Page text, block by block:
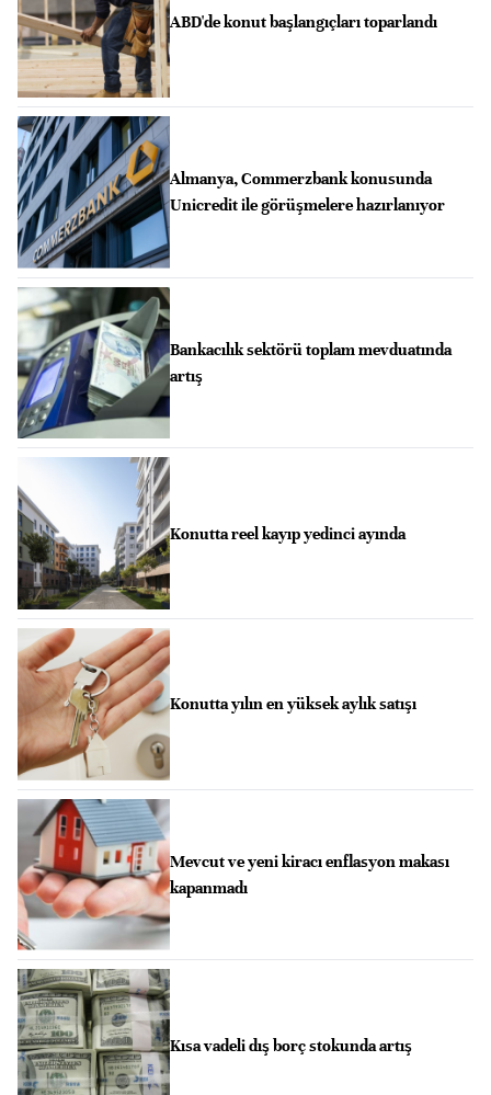
ABD'de konut başlangıçları toparlandı
Almanya, Commerzbank konusunda
Unicredit ile görüşmelere hazırlanıyor
Bankacılık sektörü toplam mevduatında
artış
Konutta reel kayıp yedinci ayında
Konutta yılın en yüksek aylık satışı
Mevcut ve yeni kiracı enflasyon makası
kapanmadı
Kısa vadeli dış borç stokunda artış